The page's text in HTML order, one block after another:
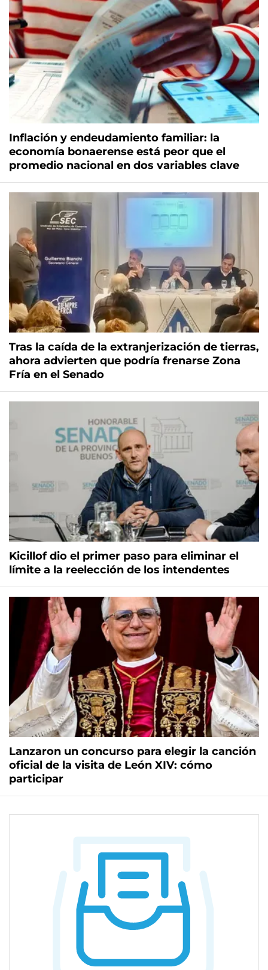
Inflación y endeudamiento familiar: la
economía bonaerense está peor que el
promedio nacional en dos variables clave
Tras la caída de la extranjerización de tierras,
ahora advierten que podría frenarse Zona
Fría en el Senado
Kicillof dio el primer paso para eliminar el
límite a la reelección de los intendentes
Lanzaron un concurso para elegir la canción
oficial de la visita de León XIV: cómo
participar